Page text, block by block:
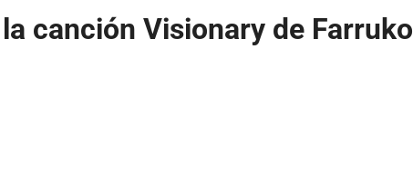
canción Visionary de Farruko